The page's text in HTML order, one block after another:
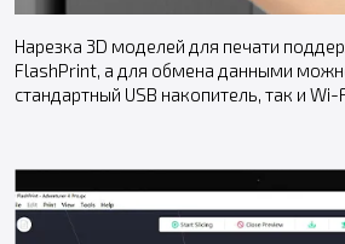
Нарезка 3D моделей для печати
FlashPrint, а для обмена данными
стандартный USB накопитель, так и Wi-